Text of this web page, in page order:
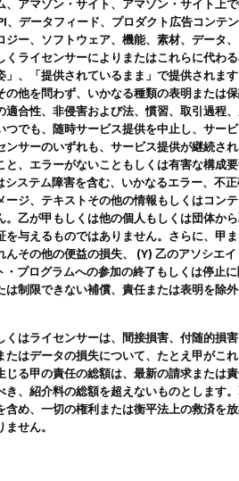
、アマゾン・サイト、アマゾン・サイト上
ータフィード、プロダクト広告コンテ
ジー、ソフトウェア、機能、素材、データ
くライセンサーによりまたはこれらに代わ
」、「提供されているまま」で提供されま
の他を問わず、いかなる種類の表明または
適合性、非侵害および法、慣習、取引過程
つでも、随時サービス提供を中止し、サー
ンサーのいずれも、サービス提供が継続さ
と、エラーがないこともしくは有害な構成
ステム障害を含む、いかなるエラー、不
ージ、テキストその他の情報もしくはコン
。乙が甲もしくは他の個人もしくは団体か
を与えるものではありません。さらに、甲
んその他の便益の損失、 (Y) 乙のアソシエ
プログラムへの参加の終了もしくは停止
は制限できない補償、責任または表明を除
くはライセンサーは、間接損害、付随的損
たはデータの損失について、たとえ甲がこ
じる甲の責任の総額は、最新の請求または
き、紹介料の総額を超えないものとします
含め、一切の権利または衡平法上の救済を
せん。